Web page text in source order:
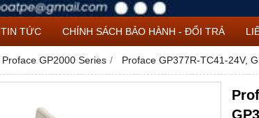
TIN TỨC CHÍNH SÁCH BẢO HÀNH - ĐỔI TRẢ
Proface GP2000 Series Proface GP377R-TC41-24V,